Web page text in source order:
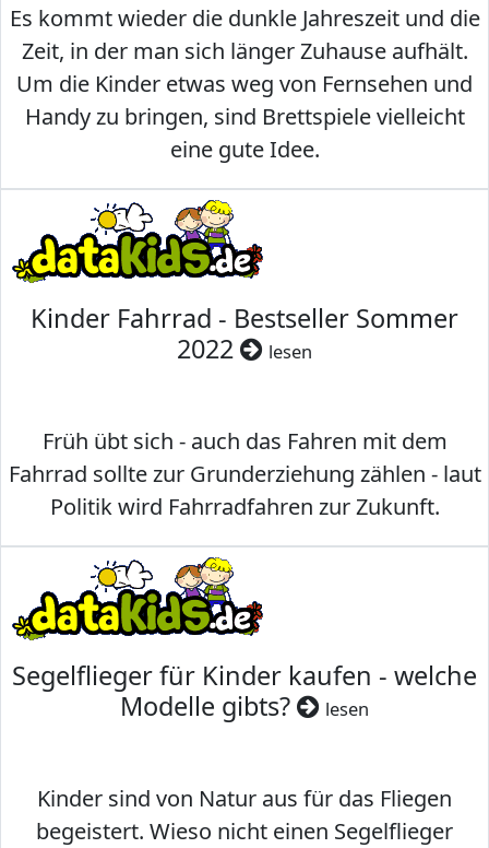
Es kommt wieder die dunkle Jahreszeit und die
Zeit, in der man sich länger Zuhause aufhält.
Um die Kinder etwas weg von Fernsehen und
Handy zu bringen, sind Brettspiele vielleicht
eine gute Idee.
Kinder Fahrrad - Bestseller Sommer
2022
lesen
Früh übt sich - auch das Fahren mit dem
Fahrrad sollte zur Grunderziehung zählen - laut
Politik wird Fahrradfahren zur Zukunft.
Segelflieger für Kinder kaufen - welche
Modelle gibts?
lesen
Kinder sind von Natur aus für das Fliegen
begeistert. Wieso nicht einen Segelflieger